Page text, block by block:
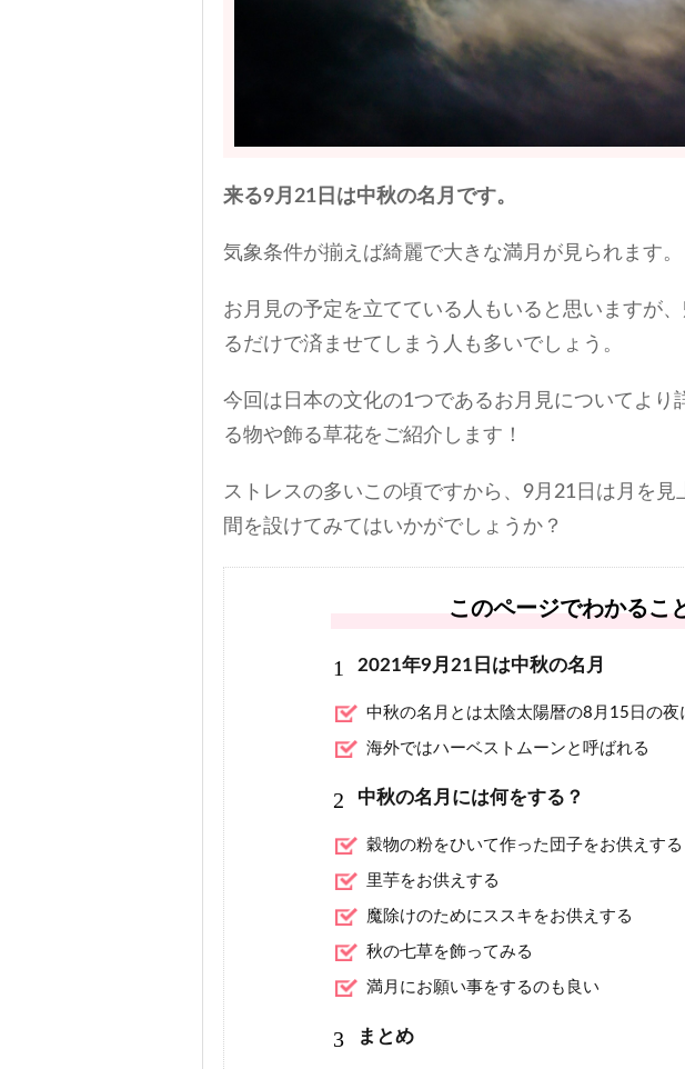
来る9月21日は中秋の名月です。
気象条件が揃えば綺麗で大きな満月が見られます。
お月見の予定を立てている人もいると思いますが
るだけで済ませてしまう人も多いでしょう。
今回は日本の文化の1つであるお月見についてより
る物や飾る草花をご紹介します！
ストレスの多いこの頃ですから、9月21日は月を
間を設けてみてはいかがでしょうか？
このページでわかるこ
1 2021年9月21日は中秋の名月
中秋の名月とは太陰太陽暦の8月15日の夜
海外ではハーベストムーンと呼ばれる
2 中秋の名月には何をする？
穀物の粉をひいて作った団子をお供えする
里芋をお供えする
魔除けのためにススキをお供えする
秋の七草を飾ってみる
満月にお願い事をするのも良い
3 まとめ